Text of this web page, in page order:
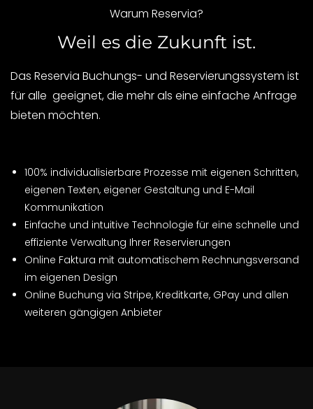
Warum Reservia?
Weil es die Zukunft ist.
Das Reservia Buchungs- und Reservierungssystem ist
für alle geeignet, die mehr als eine einfache Anfrage
bieten möchten.
100% individualisierbare Prozesse mit eigenen Schritten,
eigenen Texten, eigener Gestaltung und E-Mail
Kommunikation
Einfache und intuitive Technologie für eine schnelle und
effiziente Verwaltung Ihrer Reservierungen
Online Faktura mit automatischem Rechnungsversand
im eigenen Design
Online Buchung via Stripe, Kreditkarte, GPay und allen
weiteren gängigen Anbieter